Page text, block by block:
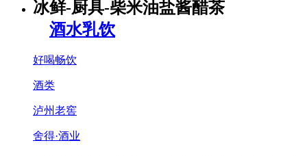
酒水乳饮
好喝畅饮
酒类
泸州老窖
舍得·酒业